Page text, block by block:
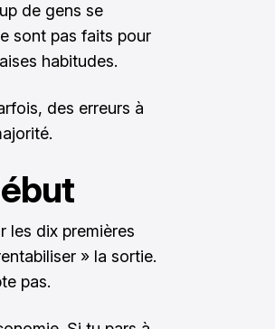
de gens se
sont pas faits pour
habitudes.
des erreurs à
les dix premières
» la sortie.
pas.